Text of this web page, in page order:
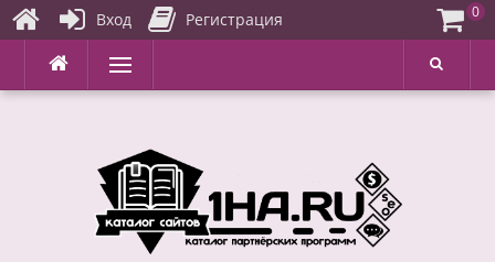
Перейти
содержимому
Меню
Вход Регистрация 0